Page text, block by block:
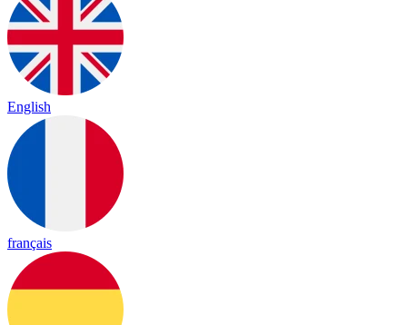
English
français